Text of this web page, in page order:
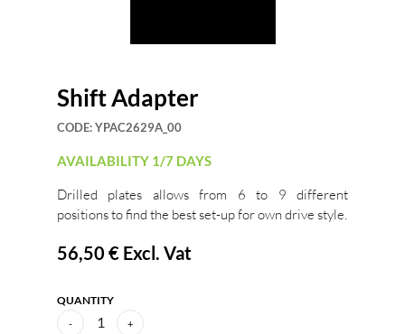
Shift Adapter
CODE:YPAC2629A_00
AVAILABILITY 1/7 DAYS
Drilled plates allows from 6 to 9 different
positions to find the best set-up for own drive style.
56,50 € Excl. Vat
QUANTITY
- 1 +